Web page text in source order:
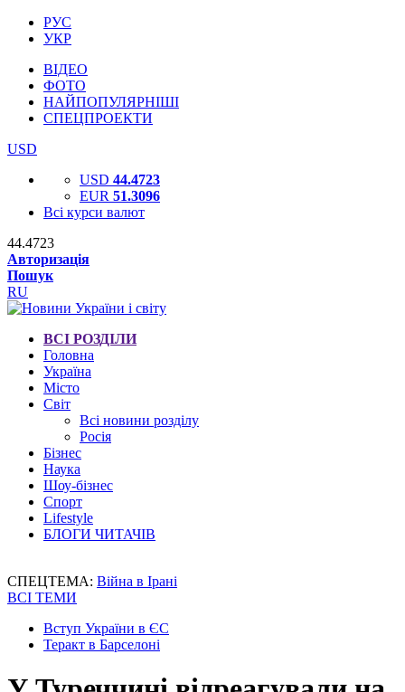
РУС
УКР
ВІДЕО
ФОТО
НАЙПОПУЛЯРНІШІ
СПЕЦПРОЕКТИ
USD
USD 44.4723
EUR 51.3096
Всі курси валют
44.4723
Авторизація
Пошук
RU
ВСІ РОЗДІЛИ
Головна
Україна
Місто
Світ
Всі новини розділу
Росія
Бізнес
Наука
Шоу-бізнес
Спорт
Lifestyle
БЛОГИ ЧИТАЧІВ
СПЕЦТЕМА: Війна в Ірані
ВСІ ТЕМИ
Вступ України в ЄС
Теракт в Барселоні